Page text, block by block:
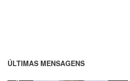
ÚLTIMAS MENSAGENS